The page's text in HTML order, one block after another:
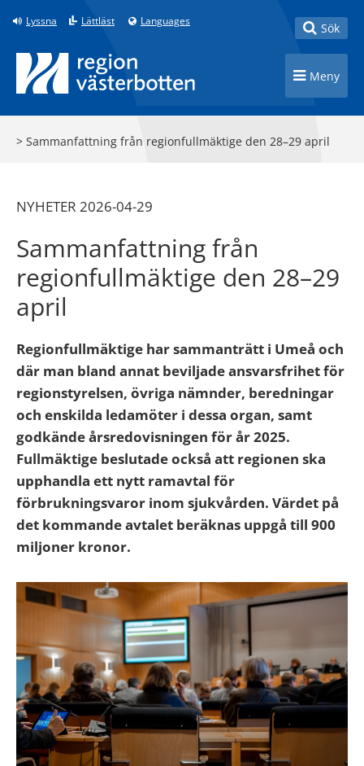
Till innehåll på sidan
Lyssna Lättläst Languages Toggle
Sök
Toggle
Meny
> Sammanfattning från regionfullmäktige den 28–29 april
NYHETER 2026-04-29
Sammanfattning från
regionfullmäktige den 28–29
april
Regionfullmäktige har sammanträtt i Umeå och
där man bland annat beviljade ansvarsfrihet för
regionstyrelsen, övriga nämnder, beredningar
och enskilda ledamöter i dessa organ, samt
godkände årsredovisningen för år 2025.
Fullmäktige beslutade också att regionen ska
upphandla ett nytt ramavtal för
förbrukningsvaror inom sjukvården. Värdet på
det kommande avtalet beräknas uppgå till 900
miljoner kronor.